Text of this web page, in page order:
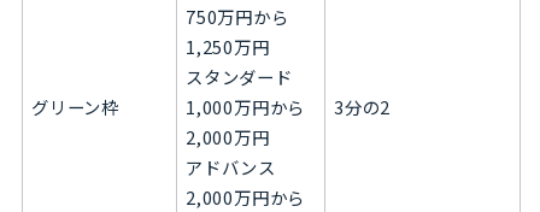
グリーン枠
750万円から
1,250万円
スタンダード
1,000万円から
2,000万円
アドバンス
2,000万円から
3分の2